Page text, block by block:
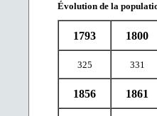
Évolution de la
1793 1800
325 331
1856 1861